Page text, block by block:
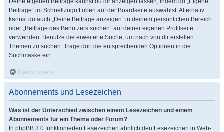
Deine eigenen Beiträge kannst du dir anzeigen lassen, indem du „Eigene
Beiträge“ im Schnellzugriff oben auf der Boardseite auswählst. Alternativ
kannst du auch „Deine Beiträge anzeigen“ in deinem persönlichen Bereich
oder „Beiträge des Benutzers suchen“ auf deiner eigenen Profilseite
verwenden. Benutze die erweiterte Suche, um nach von dir erstellen
Themen zu suchen. Trage dort die entsprechenden Optionen in die
Suchmaske ein.
Nach oben
Abonnements und Lesezeichen
Was ist der Unterschied zwischen einem Lesezeichen und einem
Abonnements für ein Thema oder Forum?
In phpBB 3.0 funktionierten Lesezeichen ähnlich den Lesezeichen in Web-